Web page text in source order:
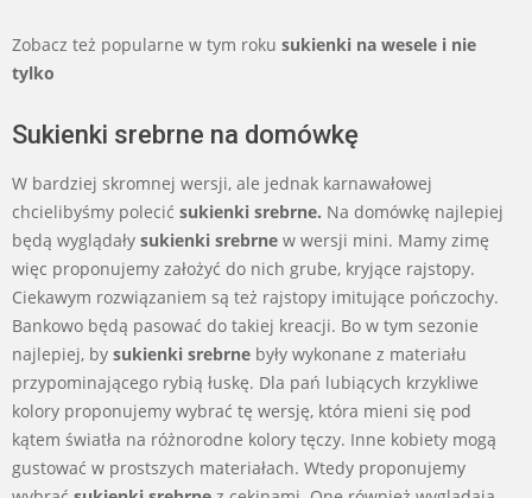
Zobacz też popularne w tym roku sukienki na wesele i nie
tylko
Sukienki srebrne na domówkę
W bardziej skromnej wersji, ale jednak karnawałowej
chcielibyśmy polecić sukienki srebrne. Na domówkę najlepiej
będą wyglądały sukienki srebrne w wersji mini. Mamy zimę
więc proponujemy założyć do nich grube, kryjące rajstopy.
Ciekawym rozwiązaniem są też rajstopy imitujące pończochy.
Bankowo będą pasować do takiej kreacji. Bo w tym sezonie
najlepiej, by sukienki srebrne były wykonane z materiału
przypominającego rybią łuskę. Dla pań lubiących krzykliwe
kolory proponujemy wybrać tę wersję, która mieni się pod
kątem światła na różnorodne kolory tęczy. Inne kobiety mogą
gustować w prostszych materiałach. Wtedy proponujemy